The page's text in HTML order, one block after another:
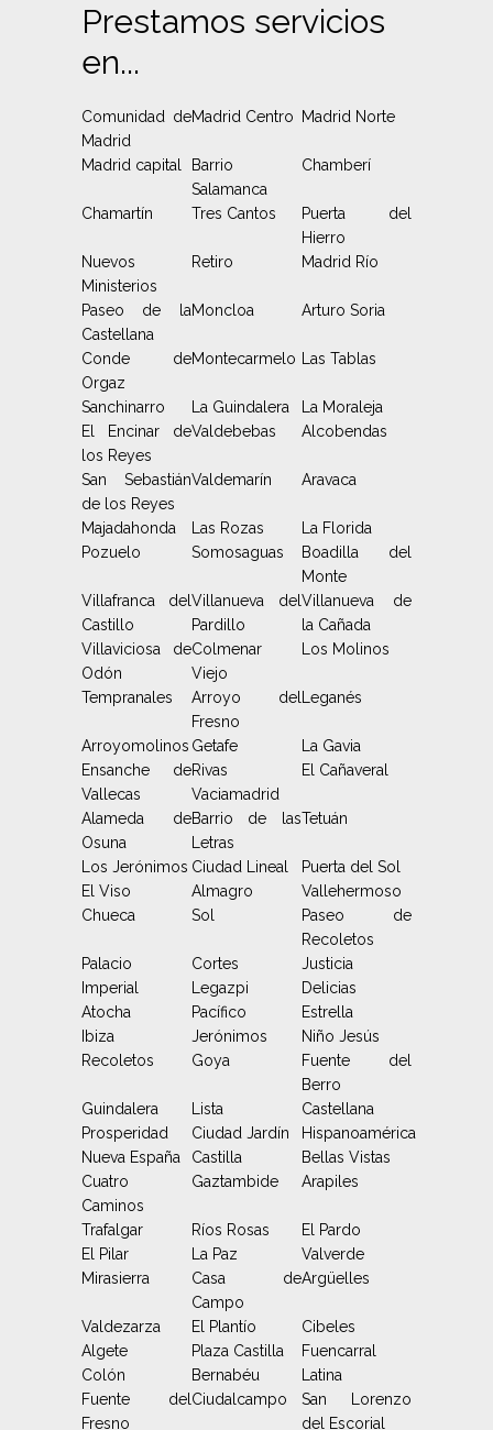
Prestamos servicios
en...
Comunidad de
Madrid
Madrid Centro Madrid Norte
Madrid capital
Barrio
Salamanca
Chamberí
Chamartín Tres Cantos
Puerta del
Hierro
Nuevos
Ministerios
Retiro Madrid Río
Paseo de la
Castellana
Moncloa Arturo Soria
Conde de
Orgaz
Montecarmelo Las Tablas
Sanchinarro La Guindalera
La Moraleja
El Encinar de
los Reyes
Valdebebas Alcobendas
San Sebastián
de los Reyes
Valdemarín Aravaca
Majadahonda Las Rozas
La Florida
Pozuelo
Somosaguas
Boadilla del
Monte
Villafranca del
Castillo
Villanueva del
Pardillo
Villanueva de
la Cañada
Villaviciosa de
Odón
Colmenar
Viejo
Los Molinos
Tempranales
Arroyo del
Fresno
Leganés
Arroyomolinos Getafe
La Gavia
Ensanche de
Vallecas
Rivas
Vaciamadrid
El Cañaveral
Alameda de
Osuna
Barrio de las
Letras
Tetuán
Los Jerónimos Ciudad Lineal
Puerta del Sol
El Viso
Almagro
Vallehermoso
Chueca
Sol
Paseo de
Recoletos
Palacio
Cortes
Justicia
Imperial
Legazpi
Delicias
Atocha
Pacífico
Estrella
Ibiza
Jerónimos
Niño Jesús
Recoletos
Goya
Fuente del
Berro
Guindalera
Lista
Castellana
Prosperidad
Ciudad Jardín
Hispanoamérica
Nueva España
Castilla
Bellas Vistas
Cuatro
Caminos
Gaztambide Arapiles
Trafalgar Ríos Rosas
El Pardo
El Pilar
La Paz
Valverde
Mirasierra
Casa de
Campo
Argüelles
Valdezarza El Plantío
Cibeles
Algete
Plaza Castilla
Fuencarral
Colón
Bernabéu
Latina
Fuente del
Fresno
Ciudalcampo
San Lorenzo
del Escorial